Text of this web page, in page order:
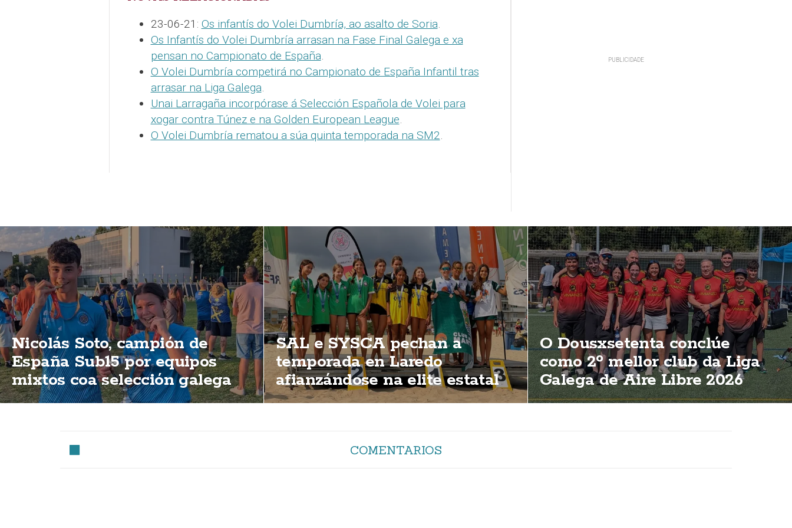
23-06-21: Os infantís do Volei Dumbría, ao asalto de Soria
Os Infantís do Volei Dumbría arrasan na Fase Final Galega e xa
pensan no Campionato de España
O Volei Dumbría competirá no Campionato de España Infantil tras
arrasar na Liga Galega
Unai Larragaña incorpórase á Selección Española de Volei para
xogar contra Túnez e na Golden European League
O Volei Dumbría rematou a súa quinta temporada na SM2
Nicolás Soto, campión de
España Sub15 por equipos
mixtos coa selección galega
SAL e SYSCA pechan a
temporada en Laredo
afianzándose na elite estatal
O Dousxsetenta conclúe
como 2º mellor club da Liga
Galega de Aire Libre 2026
COMENTARIOS